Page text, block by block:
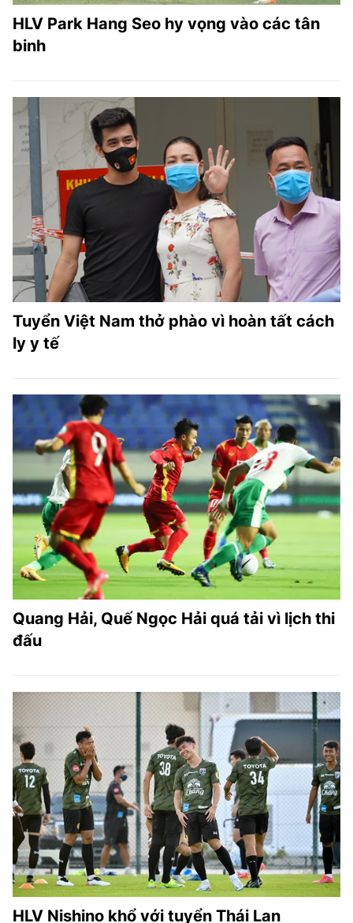
HLV Park Hang Seo hy vọng vào các tân
binh
Tuyển Việt Nam thở phào vì hoàn tất cách
ly y tế
Quang Hải, Quế Ngọc Hải quá tải vì lịch thi
đấu
HLV Nishino khổ với tuyển Thái Lan